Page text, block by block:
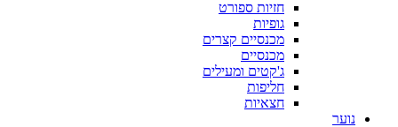
חזיות ספורט
גופיות
מכנסיים קצרים
מכנסיים
ג'קטים ומעילים
חליפות
חצאיות
נוער